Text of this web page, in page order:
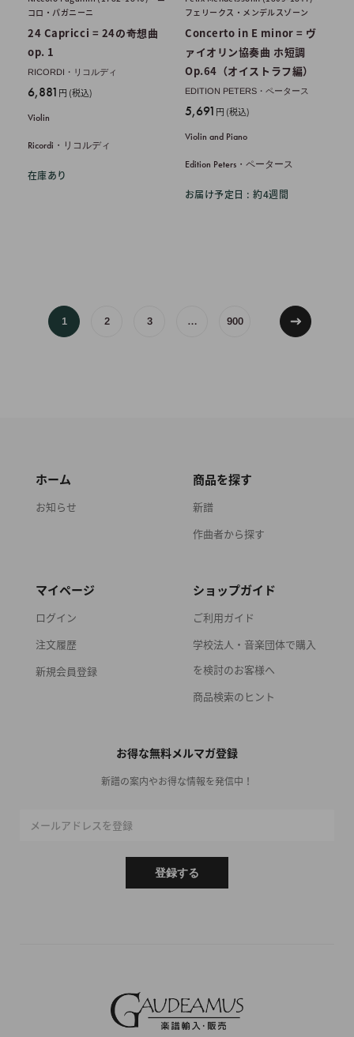
コロ・パガニーニ
24 Capricci = 24の奇想曲
op. 1
RICORDI・リコルディ
販
価
格
6,881 円 (税込)
Violin
Ricordi・リコルディ
在庫あり
フェリークス・メンデルスゾーン
Concerto in E minor = ヴ
ァイオリン協奏曲 ホ短調
Op.64（オイストラフ編）
EDITION PETERS・ペータース
販
価
格
5,691 円 (税込)
Violin and Piano
Edition Peters・ペータース
お届け予定日 : 約4週間
1 2 3 … 900
ホーム
お知らせ
商品を探す
新譜
作曲者から探す
マイページ
ログイン
注文履歴
新規会員登録
ショップガイド
ご利用ガイド
学校法人・音楽団体で購入
を検討のお客様へ
商品検索のヒント
お得な無料メルマガ登録
新譜の案内やお得な情報を発信中！
メールアドレスを登録
登録する